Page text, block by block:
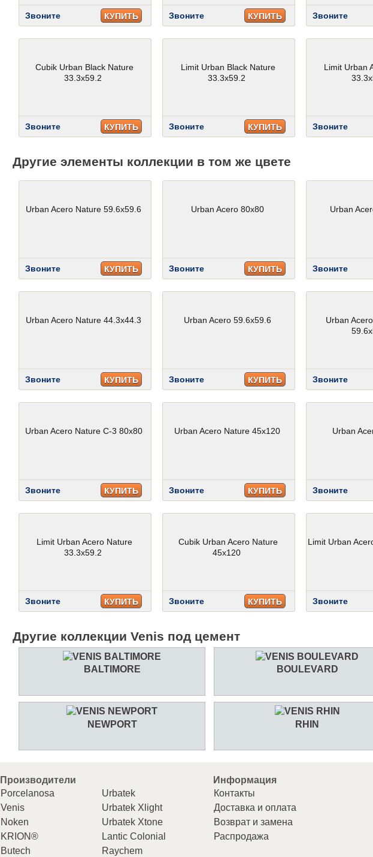
Звоните КУПИТЬ Звоните КУПИТЬ Звоните
Cubik Urban Black Nature
33.3x59.2
Звоните КУПИТЬ
Limit Urban Black Nature
33.3x59.2
Звоните КУПИТЬ
Limit Urban
Звоните
Другие элементы коллекции в том же цвете
Urban Acero Nature 59.6x59.6
Звоните КУПИТЬ
Urban Acero 80x80
Звоните КУПИТЬ
Urban
Звоните
Urban Acero Nature 44.3x44.3
Звоните КУПИТЬ
Urban Acero 59.6x59.6
Звоните КУПИТЬ
Urban
Звоните
Urban Acero Nature C-3 80x80
Звоните КУПИТЬ
Urban Acero Nature 45x120
Звоните КУПИТЬ
Urban
Звоните
Limit Urban Acero Nature
33.3x59.2
Звоните КУПИТЬ
Cubik Urban Acero Nature
45x120
Звоните КУПИТЬ
Limit Urban
Звоните
Другие коллекции Venis под цемент
BALTIMORE BOULEVARD
NEWPORT RHIN
Производители
Porcelanosa
Venis
Noken
KRION®
Butech
Urbatek
Urbatek Xlight
Urbatek Xtone
Lantic Colonial
Raychem
Информация
Контакты
Доставка и оплата
Возврат и замена
Распродажа